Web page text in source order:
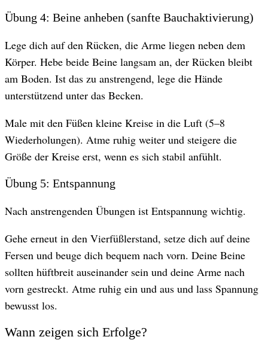
Übung 4: Beine anheben (sanfte Bauchaktivierung)
Lege dich auf den Rücken, die Arme liegen neben dem
Körper. Hebe beide Beine langsam an, der Rücken bleibt
am Boden. Ist das zu anstrengend, lege die Hände
unterstützend unter das Becken.
Male mit den Füßen kleine Kreise in die Luft (5–8
Wiederholungen). Atme ruhig weiter und steigere die
Größe der Kreise erst, wenn es sich stabil anfühlt.
Übung 5: Entspannung
Nach anstrengenden Übungen ist Entspannung wichtig.
Gehe erneut in den Vierfüßlerstand, setze dich auf deine
Fersen und beuge dich bequem nach vorn. Deine Beine
sollten hüftbreit auseinander sein und deine Arme nach
vorn gestreckt. Atme ruhig ein und aus und lass Spannung
bewusst los.
Wann zeigen sich Erfolge?